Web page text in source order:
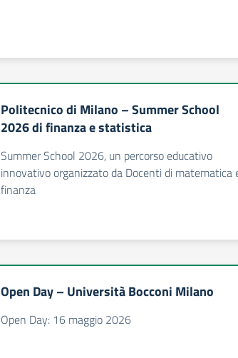
Politecnico di Milano – Summer School
2026 di finanza e statistica
Summer School 2026, un percorso educativo
innovativo organizzato da Docenti di matematica
finanza
Open Day – Università Bocconi Milano
Open Day: 16 maggio 2026